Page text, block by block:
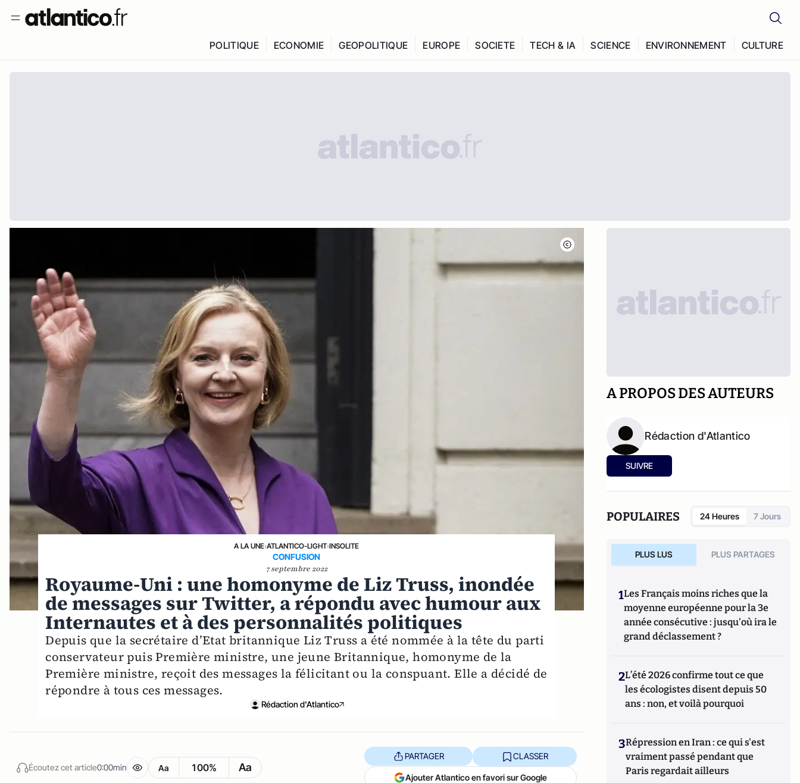
POLITIQUE ECONOMIE GEOPOLITIQUE EUROPE SOCIETE TECH & IA SCIENCE ENVIRONNEMENT CULTURE
A LA UNE›ATLANTICO-LIGHT›INSOLITE
CONFUSION
7 septembre 2022
Royaume-Uni : une homonyme de Liz Truss, inondée
de messages sur Twitter, a répondu avec humour aux
Internautes et à des personnalités politiques
Depuis que la secrétaire d’Etat britannique Liz Truss a été nommée à la tête du parti
conservateur puis Première ministre, une jeune Britannique, homonyme de la
Première ministre, reçoit des messages la félicitant ou la conspuant. Elle a décidé de
répondre à tous ces messages.
Rédaction d'Atlantico
Écoutez cet article0:00min Aa 100% Aa
PARTAGER CLASSER
Ajouter Atlantico en favori sur Google
A PROPOS DES AUTEURS
Rédaction d'Atlantico
SUIVRE
POPULAIRES 24 Heures 7 Jours
PLUS LUS PLUS PARTAGES
1Les Français moins riches que la
moyenne européenne pour la 3e
année consécutive : jusqu'où ira le
grand déclassement ?
2L’été 2026 confirme tout ce que
les écologistes disent depuis 50
ans : non, et voilà pourquoi
3Répression en Iran : ce qui s'est
vraiment passé pendant que
Paris regardait ailleurs